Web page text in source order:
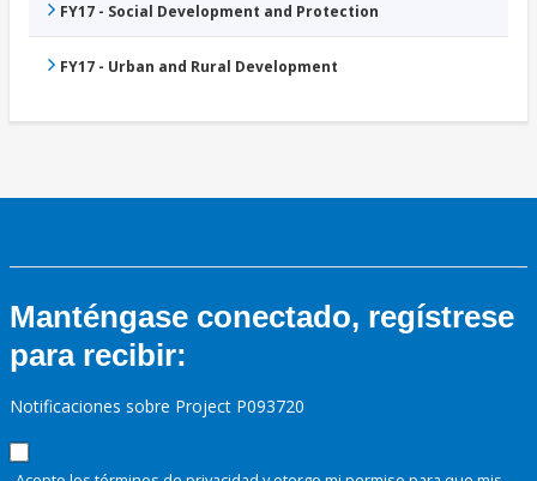
FY17 - Social Development and Protection
FY17 - Urban and Rural Development
Manténgase conectado, regístrese
para recibir:
Notificaciones sobre Project P093720